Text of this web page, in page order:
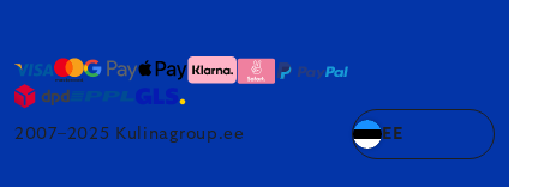
2007–2025 Kulinagroup.ee EE